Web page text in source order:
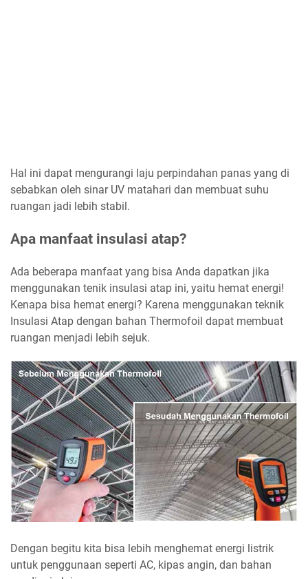
Hal ini dapat mengurangi laju perpindahan panas yang di
sebabkan oleh sinar UV matahari dan membuat suhu
ruangan jadi lebih stabil.
Apa manfaat insulasi atap?
Ada beberapa manfaat yang bisa Anda dapatkan jika
menggunakan tenik insulasi atap ini, yaitu hemat energi!
Kenapa bisa hemat energi? Karena menggunakan teknik
Insulasi Atap dengan bahan Thermofoil dapat membuat
ruangan menjadi lebih sejuk.
Dengan begitu kita bisa lebih menghemat energi listrik
untuk penggunaan seperti AC, kipas angin, dan bahan